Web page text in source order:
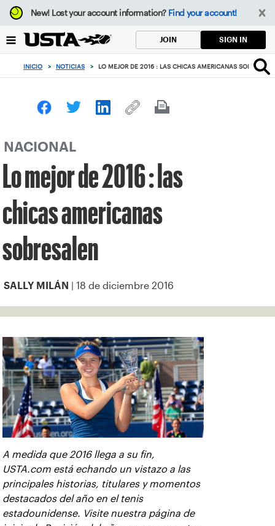
Enfoque
desde
botón
volver
principio
New!Lost your account information? Find your account!
JOIN SIGN IN
INICIO > NOTICIAS > LO MEJOR DE 2016 : LAS CHICAS AMERICANAS
NACIONAL
Lo mejor de 2016 : las
chicas americanas
sobresalen
SALLY MILÁN | 18 de diciembre 2016
A medida que 2016 llega a su fin,
USTA.com está echando un vistazo a las
principales historias, titulares y momentos
destacados del año en el tenis
estadounidense. Visite nuestra página de